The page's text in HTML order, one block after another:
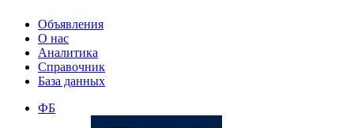
Объявления
О нас
Аналитика
Справочник
База данных
ФБ